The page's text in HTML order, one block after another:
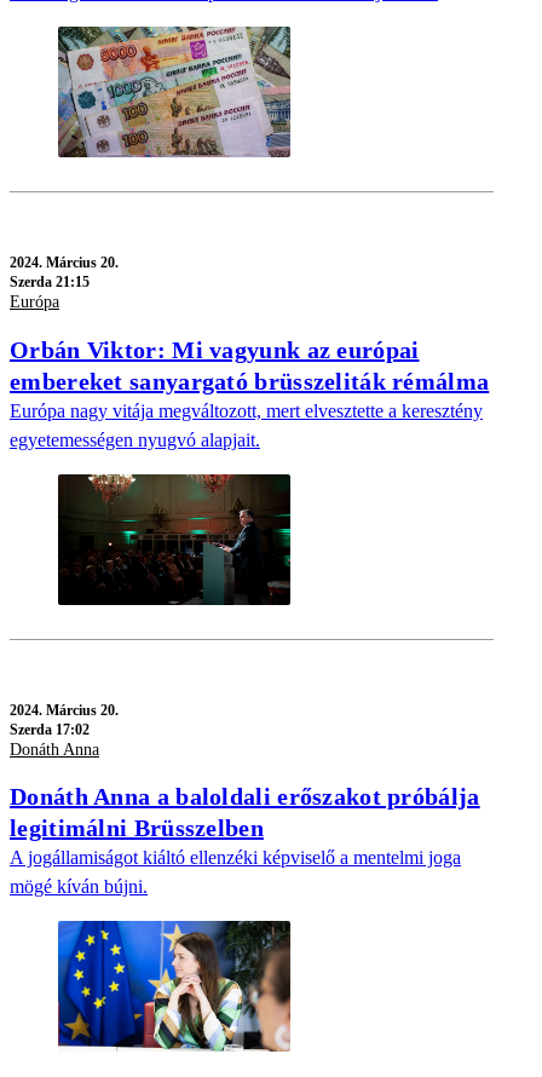
2024. Március 20.
Szerda 21:15
Európa
Orbán Viktor: Mi vagyunk az európai
embereket sanyargató brüsszeliták rémálma
Európa nagy vitája megváltozott, mert elvesztette a keresztény
egyetemességen nyugvó alapjait.
2024. Március 20.
Szerda 17:02
Donáth Anna
Donáth Anna a baloldali erőszakot próbálja
legitimálni Brüsszelben
A jogállamiságot kiáltó ellenzéki képviselő a mentelmi joga
mögé kíván bújni.